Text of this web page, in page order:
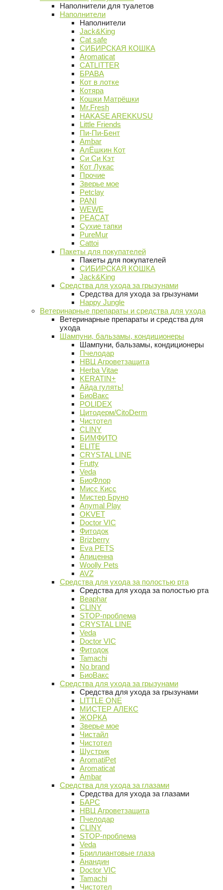
Наполнители для туалетов
Наполнители
Наполнители
Jack&King
Cat safe
СИБИРСКАЯ КОШКА
Aromaticat
CATLITTER
БРАВА
Кот в лотке
Котяра
Кошки Матрёшки
Mr.Fresh
HAKASE AREKKUSU
Little Friends
Пи-Пи-Бент
Ambar
АлЁшкин Кот
Си Си Кэт
Кот Лукас
Прочие
Зверье мое
Petclay
PANI
WEWE
PEACAT
Сухие тапки
PureMur
Cattoi
Пакеты для покупателей
Пакеты для покупателей
СИБИРСКАЯ КОШКА
Jack&King
Средства для ухода за грызунами
Средства для ухода за грызунами
Happy Jungle
Ветеринарные препараты и средства для ухода
Ветеринарные препараты и средства для
ухода
Шампуни, бальзамы, кондиционеры
Шампуни, бальзамы, кондиционеры
Пчелодар
НВЦ Агроветзащита
Herba Vitae
KERATIN+
Айда гулять!
БиоВакс
POLIDEX
Цитодерм/CitoDerm
Чистотел
CLINY
БИМФИТО
ELITE
CRYSTAL LINE
Frutty
Veda
БиоФлор
Мисс Кисс
Мистер Бруно
Anymal Play
OKVET
Doctor VIC
Фитодок
Brizberry
Eva PETS
Апиценна
Woolly Pets
AVZ
Средства для ухода за полостью рта
Средства для ухода за полостью рта
Beaphar
CLINY
STOP-проблема
CRYSTAL LINE
Veda
Doctor VIC
Фитодок
Tamachi
No brand
БиоВакс
Средства для ухода за грызунами
Средства для ухода за грызунами
LITTLE ONE
МИСТЕР АЛЕКС
ЖОРКА
Зверье мое
Чистайл
Чистотел
Шустрик
AromatiPet
Aromaticat
Ambar
Средства для ухода за глазами
Средства для ухода за глазами
БАРС
НВЦ Агроветзащита
Пчелодар
CLINY
STOP-проблема
Veda
Бриллиантовые глаза
Анандин
Doctor VIC
Tamachi
Чистотел